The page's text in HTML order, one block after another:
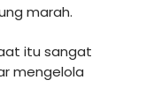
marah.
itu sangat
mengelola